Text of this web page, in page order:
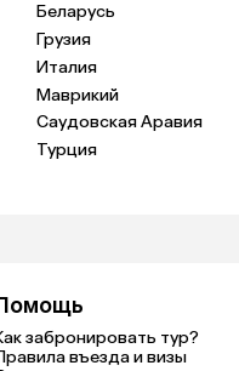
Беларусь
Грузия
Италия
Маврикий
Саудовская Аравия
Турция
забронировать тур?
въезда и визы